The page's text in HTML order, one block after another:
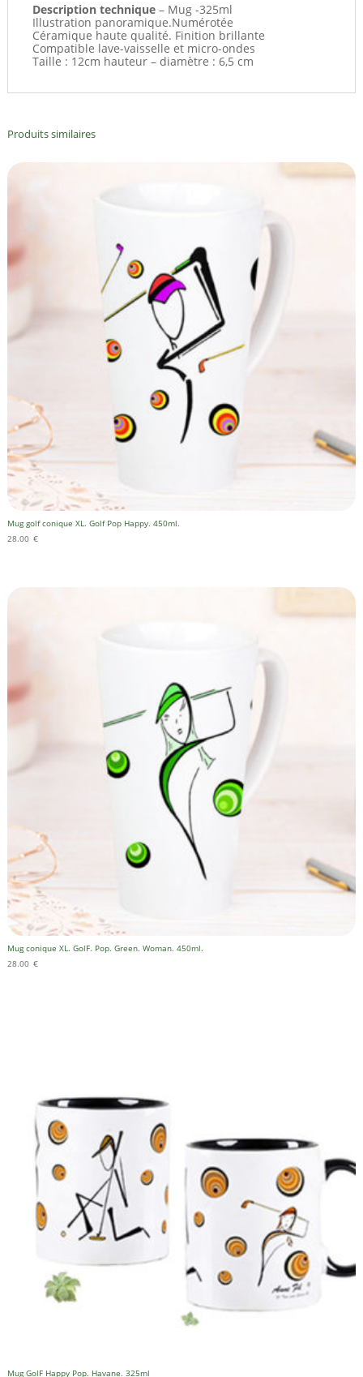
Description technique– Mug -325ml
Illustration panoramique.Numérotée
Céramique haute qualité. Finition brillante
Compatible lave-vaisselle et micro-ondes
Taille : 12cm hauteur – diamètre : 6,5 cm
Produits similaires
Mug golf conique XL. Golf Pop Happy. 450ml.
28.00 €
Mug conique XL. GolF. Pop. Green. Woman. 450ml.
28.00 €
Mug GolF Happy Pop. Havane. 325ml